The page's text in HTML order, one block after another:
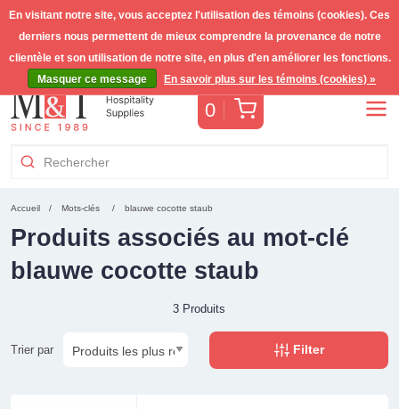
0 Panier
Accueil Mots-clés blauwe cocotte staub
Produits associés au mot-clé
blauwe cocotte staub
3 Produits
Trier par Filter
En visitant notre site, vous acceptez l'utilisation des témoins (cookies). Ces
derniers nous permettent de mieux comprendre la provenance de notre
clientèle et son utilisation de notre site, en plus d'en améliorer les fonctions.
Masquer ce message
En savoir plus sur les témoins (cookies) »